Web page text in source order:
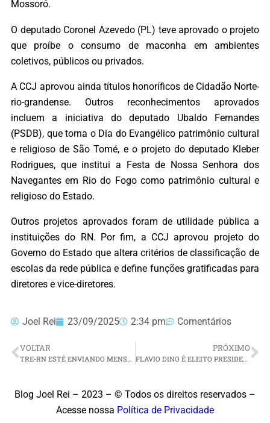
Mossoró.
O deputado Coronel Azevedo (PL) teve aprovado o projeto
que proíbe o consumo de maconha em ambientes
coletivos, públicos ou privados.
A CCJ aprovou ainda títulos honoríficos de Cidadão Norte-
rio-grandense. Outros reconhecimentos aprovados
incluem a iniciativa do deputado Ubaldo Fernandes
(PSDB), que torna o Dia do Evangélico patrimônio cultural
e religioso de São Tomé, e o projeto do deputado Kleber
Rodrigues, que institui a Festa de Nossa Senhora dos
Navegantes em Rio do Fogo como patrimônio cultural e
religioso do Estado.
Outros projetos aprovados foram de utilidade pública a
instituições do RN. Por fim, a CCJ aprovou projeto do
Governo do Estado que altera critérios de classificação de
escolas da rede pública e define funções gratificadas para
diretores e vice-diretores.
Joel Rei 23/09/2025 2:34 pm Comentários
VOLTAR
TRE-RN ESTÉ ENVIANDO MENSAGENS VIA WHATSAPP PARA ELEITORES QUE NÃO COLETARAM DIGITAIS
PRÓXIMO
FLAVIO DINO É ELEITO PRESIDENTE DA 1ª TURMA DO STF
Blog Joel Rei – 2023 – © Todos os direitos reservados –
Acesse nossa Política de Privacidade